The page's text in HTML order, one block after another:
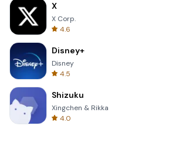
X
X Corp.
4.6
Disney+
Disney
4.5
Shizuku
Xingchen & Rikka
4.0